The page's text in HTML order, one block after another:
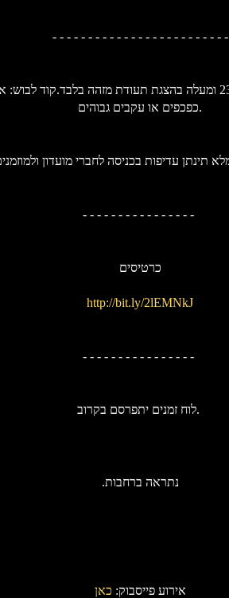
- - - - - - - - - - - - - - - - - - - - - - - - -
כפכפים או עקבים גבוהים.
- - - - - - - - - - - - - - - -
כרטיסים
http://bit.ly/2lEMNkJ
- - - - - - - - - - - - - - - -
לוח זמנים יתפרסם בקרוב.
נתראה ברחבות.
אירוע פייסבוק: כאן